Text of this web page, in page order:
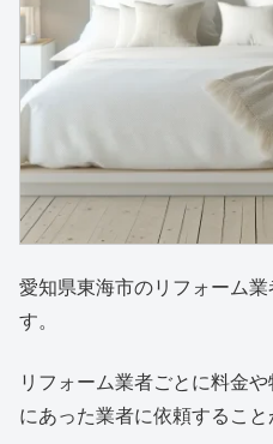
愛知県東海市のリフォーム
す。
リフォーム業者ごとに料金
にあった業者に依頼すること